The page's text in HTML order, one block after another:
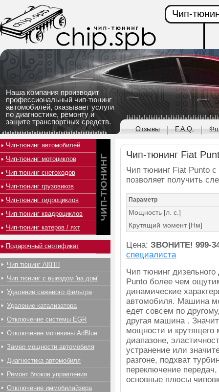
Наша компания производит
профессиональный чип-тюнинг
автомобилей, оказывает услуги
по диагностике, ремонту и
защите транспортных средств.
Чип-
Отзывы F.A.Q.
Чип-тюнинг Fiat
Чип тюнинг Fiat Punto
позволяет получить
Параметр
Мощность [л. с.]
Крутящий момент [Нм]
Цена: ЗВОНИТЕ! 999-
специалиста
Чип тюнинг дизельного
Punto более чем
динамические
автомобиля. Машина
едет совсем по
другая машина .
мощности и крутящего
диапазоне,
устранение или
разгоне, подхват
переключение
основные плюсы
Чип-тюнинг автомобилей
Чип-тюнинг мотоциклов
Чип-тюнинг снегоходов
Чип-тюнинг грузовиков
Чип-тюнинг гидроциклов
Чип-тюнинг квадроциклов
Чип-тюнинг катеров / яхт
Подарочный сертификат
Чип тюнинг АКПП
Чип тюнинг с выездом 'на дом'
Удаление сажевого фильтра
Удаление катализатора
Отключение системы EGR
Отключение мочевины AdBlue
Замер мощности автомобиля
Диагностика автомобиля
Ремонт блоков управления
Отключение иммобилайзера